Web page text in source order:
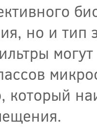
но и тип
который